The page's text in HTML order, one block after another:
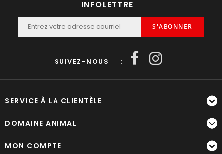
INFOLETTRE
S'ABONNER
SUIVEZ-NOUS :
SERVICE À LA CLIENTÈLE
DOMAINE ANIMAL
MON COMPTE